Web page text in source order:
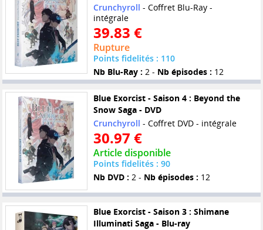
Crunchyroll - Coffret Blu-Ray -
intégrale
39.83 €
Rupture
Points fidelités : 110
Nb Blu-Ray : 2 - Nb épisodes : 12
Blue Exorcist - Saison 4 : Beyond the
Snow Saga - DVD
Crunchyroll - Coffret DVD - intégrale
30.97 €
Article disponible
Points fidelités : 90
Nb DVD : 2 - Nb épisodes : 12
Blue Exorcist - Saison 3 : Shimane
Illuminati Saga - Blu-ray